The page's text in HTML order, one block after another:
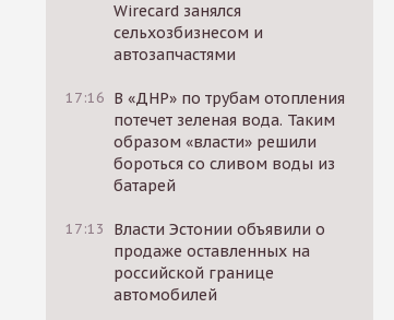
Wirecard занялся
сельхозбизнесом и
автозапчастями
17:16 В «ДНР» по трубам отопления
потечет зеленая вода. Таким
образом «власти» решили
бороться со сливом воды из
батарей
17:13
Власти Эстонии объявили о
продаже оставленных на
российской границе
автомобилей